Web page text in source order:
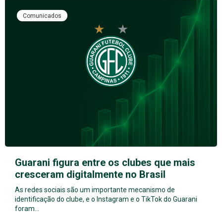
Comunicados
Guarani figura entre os clubes que mais
cresceram digitalmente no Brasil
As redes sociais são um importante mecanismo de
identificação do clube, e o Instagram e o TikTok do Guarani
foram…